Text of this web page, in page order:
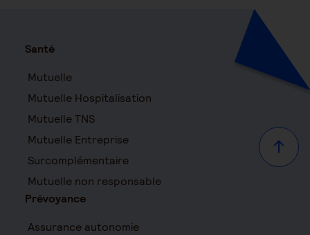
Haut
Santé
Mutuelle
Mutuelle Hospitalisation
Mutuelle TNS
Mutuelle Entreprise
Surcomplémentaire
Mutuelle non responsable
Prévoyance
Assurance autonomie